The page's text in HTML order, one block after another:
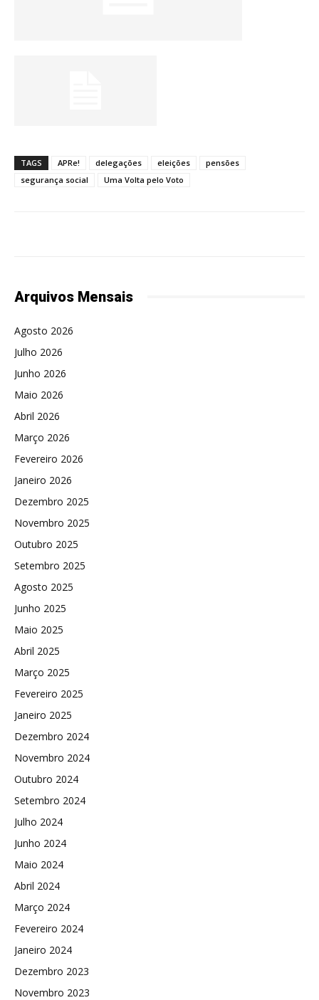
TAGS APRe! delegações eleições
pensões
segurança social
Uma Volta pelo Voto
Arquivos Mensais
Agosto 2026
Julho 2026
Junho 2026
Maio 2026
Abril 2026
Março 2026
Fevereiro 2026
Janeiro 2026
Dezembro 2025
Novembro 2025
Outubro 2025
Setembro 2025
Agosto 2025
Junho 2025
Maio 2025
Abril 2025
Março 2025
Fevereiro 2025
Janeiro 2025
Dezembro 2024
Novembro 2024
Outubro 2024
Setembro 2024
Julho 2024
Junho 2024
Maio 2024
Abril 2024
Março 2024
Fevereiro 2024
Janeiro 2024
Dezembro 2023
Novembro 2023